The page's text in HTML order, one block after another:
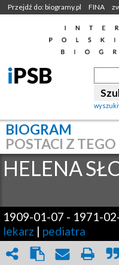
Przejdź do: biogramy.pl FINA
BIOGRAM
POSTACI Z
HELENA
1909-01-07 - 1971-
lekarz | pediatra